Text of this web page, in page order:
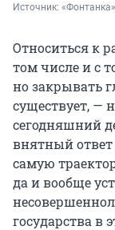
Источник: «Фонтанка»
Относиться к
том числе и с
но закрывать
существует, —
сегодняшний
внятный ответ
самую
да и вообще
государства в